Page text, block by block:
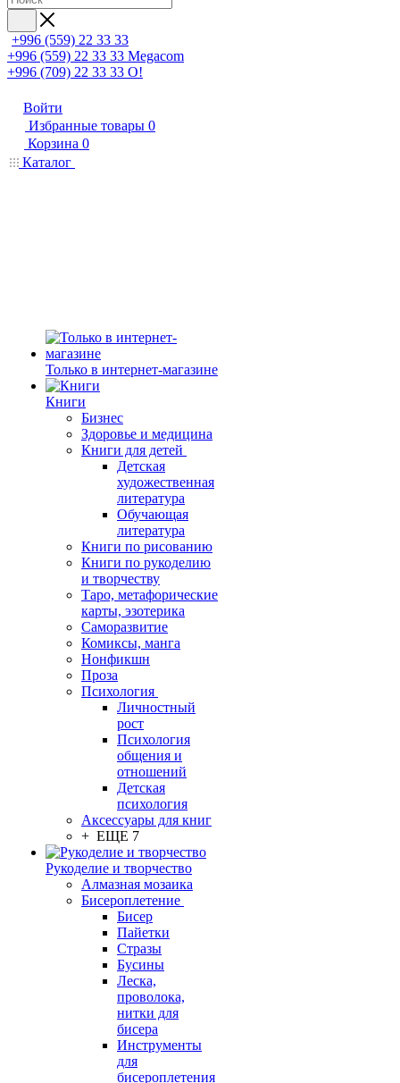
+996 (559) 22 33 33
+996 (559) 22 33 33 Megacom
+996 (709) 22 33 33 O!
Войти
Избранные товары 0
Корзина 0
Каталог
Только в интернет-магазине
Книги
Бизнес
Здоровье и медицина
Книги для детей
Детская
художественная
литература
Обучающая
литература
Книги по рисованию
Книги по рукоделию
и творчеству
Таро, метафорические
карты, эзотерика
Саморазвитие
Комиксы, манга
Нонфикшн
Проза
Психология
Личностный
рост
Психология
общения и
отношений
Детская
психология
Аксессуары для книг
+ ЕЩЕ 7
Рукоделие и творчество
Алмазная мозаика
Бисероплетение
Бисер
Пайетки
Стразы
Бусины
Леска,
проволока,
нитки для
бисера
Инструменты
для
бисероплетения